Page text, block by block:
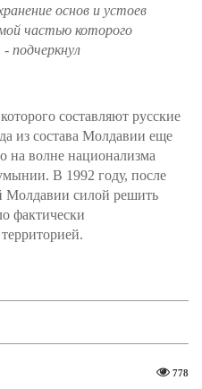
основ и устоев
частью которого
подчеркнул
составляют русские
из состава Молдавии еще
на волне национализма
В 1992 году, после
Молдавии силой решить
фактически
778